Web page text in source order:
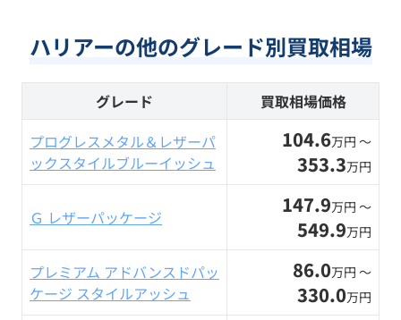
ハリアーの他のグレード別買取相場
グレード
買取相場価格
プログレスメタル＆レザーパ
ックスタイルブルーイッシュ
104.6万円 〜
353.3万円
Ｇ レザーパッケージ 147.9万円 〜
549.9万円
プレミアム アドバンスドパッ
ケージ スタイルアッシュ
86.0万円 〜
330.0万円